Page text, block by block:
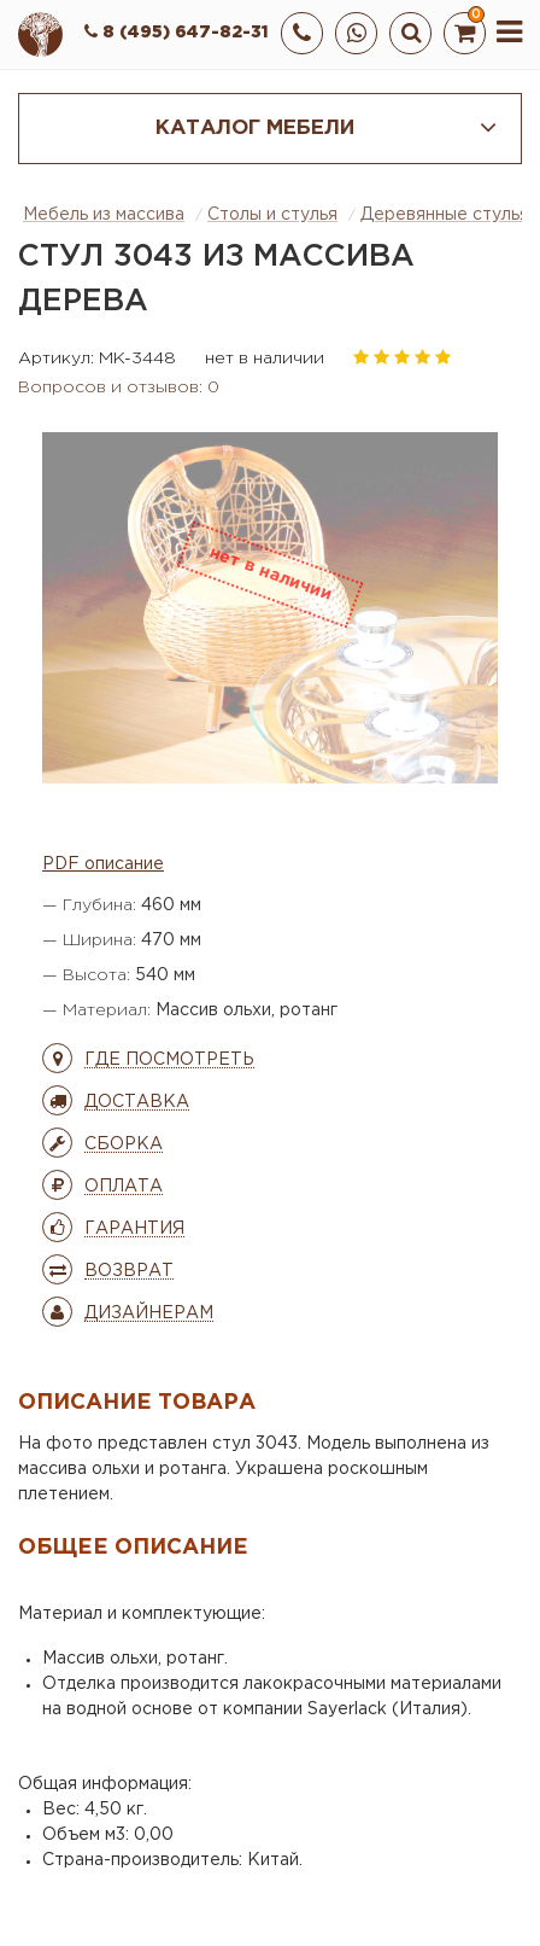
0
8 (495) 647-82-31
КАТАЛОГ МЕБЕЛИ
Мебель из массива Столы и стулья Деревянные стулья
СТУЛ 3043 ИЗ МАССИВА
ДЕРЕВА
Артикул: MK-3448
нет в наличии
Вопросов и отзывов: 0
PDF описание
— Глубина: 460 мм
— Ширина: 470 мм
— Высота: 540 мм
— Материал: Массив ольхи, ротанг
ГДЕ ПОСМОТРЕТЬ
ДОСТАВКА
СБОРКА
ОПЛАТА
ГАРАНТИЯ
ВОЗВРАТ
ДИЗАЙНЕРАМ
ОПИСАНИЕ ТОВАРА
На фото представлен стул 3043. Модель выполнена из
массива ольхи и ротанга. Украшена роскошным
плетением.
ОБЩЕЕ ОПИСАНИЕ
Материал и комплектующие:
Массив ольхи, ротанг.
Отделка производится лакокрасочными материалами
на водной основе от компании Sayerlack (Италия).
Общая информация:
Вес: 4,50 кг.
Объем м3: 0,00
Страна-производитель: Китай.